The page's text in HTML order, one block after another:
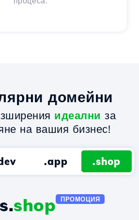
домейни
идеални за
на вашия бизнес!
.app .shop
shop ПРОМОЦИЯ